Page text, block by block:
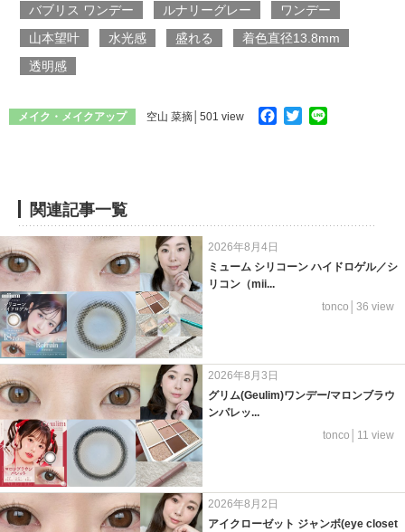
バブリス ワンデー ルナリーグレー
ワンデー
山本望叶
水光感 盛れる
着色直径13.8mm
透明感
メイク・メイクアップ 空山 菜摘 │501 view Facebook
Twitter
関連記事一覧
2026年8月4日
ミューム シリコーン ハイドロゲル／シ
リコン（mii...
tonco│36 view
2026年8月3日
グリム(Geulim)ワンデー/マロンブラウ
ンパレッ...
tonco│11 view
2026年8月2日
アイクローゼット ジャンボ(eye closet